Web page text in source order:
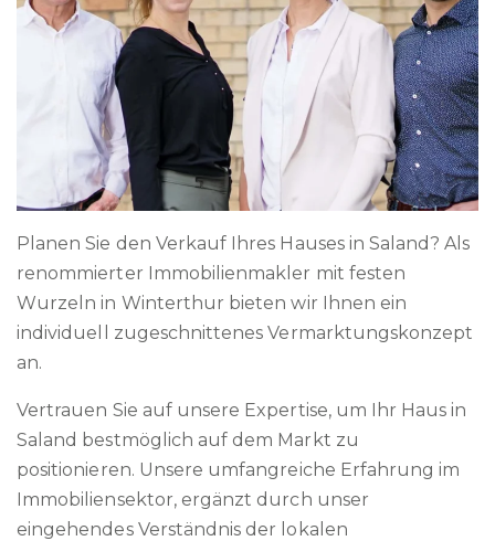
Planen Sie den Verkauf Ihres Hauses in Saland? Als
renommierter Immobilienmakler mit festen
Wurzeln in Winterthur bieten wir Ihnen ein
individuell zugeschnittenes Vermarktungskonzept
an.
Vertrauen Sie auf unsere Expertise, um Ihr Haus in
Saland bestmöglich auf dem Markt zu
positionieren. Unsere umfangreiche Erfahrung im
Immobiliensektor, ergänzt durch unser
eingehendes Verständnis der lokalen